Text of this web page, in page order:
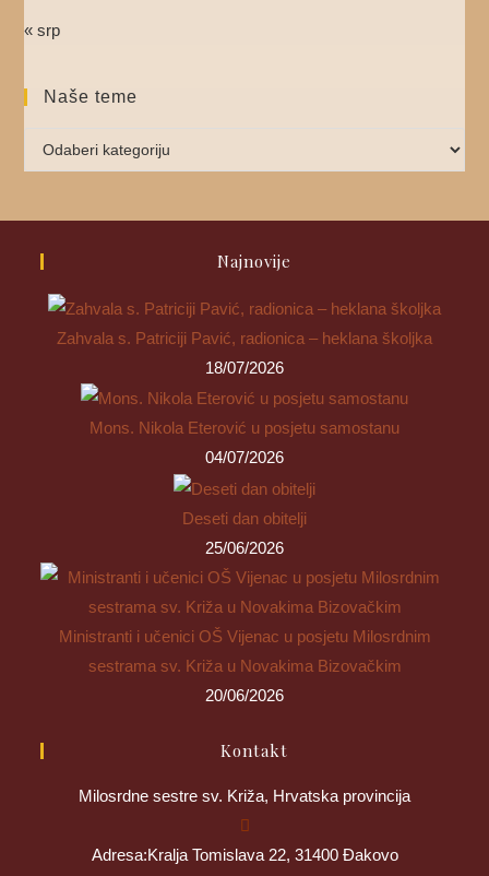
« srp
Naše teme
Najnovije
Zahvala s. Patriciji Pavić, radionica – heklana školjka
18/07/2026
Mons. Nikola Eterović u posjetu samostanu
04/07/2026
Deseti dan obitelji
25/06/2026
Ministranti i učenici OŠ Vijenac u posjetu Milosrdnim
sestrama sv. Križa u Novakima Bizovačkim
20/06/2026
Kontakt
Milosrdne sestre sv. Križa, Hrvatska provincija
Adresa:Kralja Tomislava 22, 31400 Đakovo